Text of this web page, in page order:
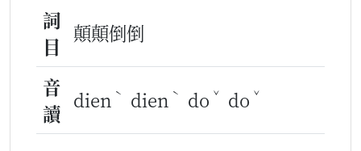
詞
目
顛顛倒倒
音
讀
dien ˋ dien ˋ do ˇ do ˇ